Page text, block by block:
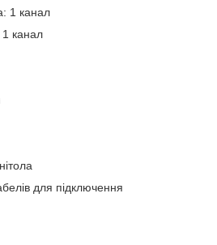
1 канал
1 канал
для підключення